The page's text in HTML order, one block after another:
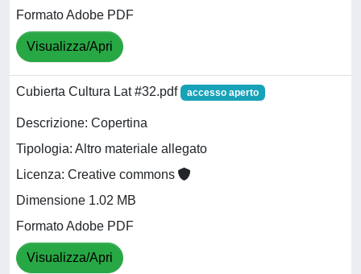
Formato Adobe PDF
Visualizza/Apri
Cubierta Cultura Lat #32.pdf accesso aperto
Descrizione: Copertina
Tipologia: Altro materiale allegato
Licenza: Creative commons
Dimensione 1.02 MB
Formato Adobe PDF
Visualizza/Apri